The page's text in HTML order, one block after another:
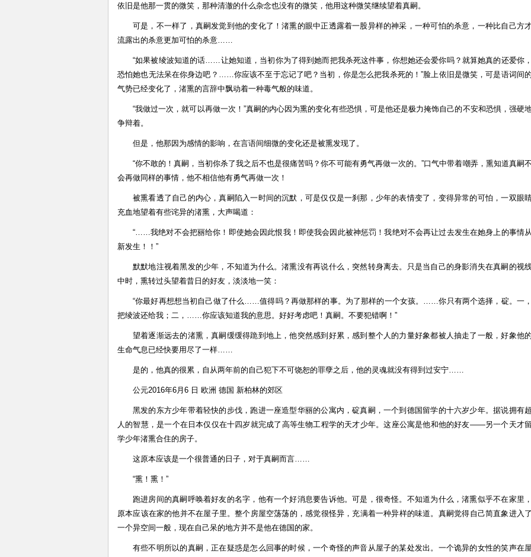
依旧是他那一贯的微笑，那种清澈的什么杂念也没有的微笑，他用这种微笑继续望着真嗣。
可是，不一样了，真嗣发觉到他的变化了！渚熏的眼中正透露着一股异样的神采，一种可怕的杀意，一种比自己方
流露出的杀意更加可怕的杀意……
“如果被绫波知道的话……让她知道，当初你为了得到她而把我杀死这件事，你想她还会爱你吗？就算她真的还爱你，
恐怕她也无法呆在你身边吧？……你应该不至于忘记了吧？当初，你是怎么把我杀死的！”脸上依旧是微笑，可是语词间的
气势已经变化了，渚熏的言辞中飘动着一种毒气般的味道。
“我做过一次，就可以再做一次！”真嗣的内心因为熏的变化有些恐惧，可是他还是极力掩饰自己的不安和恐惧，强硬
争辩着。
但是，他那因为感情的影响，在言语间细微的变化还是被熏发现了。
“你不敢的！真嗣，当初你杀了我之后不也是很痛苦吗？你不可能有勇气再做一次的。”口气中带着嘲弄，熏知道真嗣不
会再做同样的事情，他不相信他有勇气再做一次！
被熏看透了自己的内心，真嗣陷入一时间的沉默，可是仅仅是一刹那，少年的表情变了，变得异常的可怕，一双眼
充血地望着有些诧异的渚熏，大声喝道：
“……我绝对不会把丽给你！即使她会因此恨我！即使我会因此被神惩罚！我绝对不会再让过去发生在她身上的事情从
新发生！！”
默默地注视着黑发的少年，不知道为什么。渚熏没有再说什么，突然转身离去。只是当自己的身影消失在真嗣的视
中时，熏转过头望着昔日的好友，淡淡地一笑：
“你最好再想想当初自己做了什么……值得吗？再做那样的事。为了那样的一个女孩。……你只有两个选择，碇。一，
把绫波还给我；二，……你应该知道我的意思。好好考虑吧！真嗣。不要犯错啊！”
望着逐渐远去的渚熏，真嗣缓缓得跪到地上，他突然感到好累，感到整个人的力量好象都被人抽走了一般，好象他的
生命气息已经快要用尽了一样……
是的，他真的很累，自从两年前的自己犯下不可饶恕的罪孽之后，他的灵魂就没有得到过安宁……
公元2016年6月6 日 欧洲 德国 新柏林的郊区
黑发的东方少年带着轻快的步伐，跑进一座造型华丽的公寓内，碇真嗣，一个到德国留学的十六岁少年。据说拥有超
人的智慧，是一个在日本仅仅在十四岁就完成了高等生物工程学的天才少年。这座公寓是他和他的好友——另一个天才留
学少年渚熏合住的房子。
这原本应该是一个很普通的日子，对于真嗣而言……
“熏！熏！”
跑进房间的真嗣呼唤着好友的名字，他有一个好消息要告诉他。可是，很奇怪。不知道为什么，渚熏似乎不在家里，
原本应该在家的他并不在屋子里。整个房屋空荡荡的，感觉很怪异，充满着一种异样的味道。真嗣觉得自己简直象进入了
一个异空间一般，现在自己呆的地方并不是他在德国的家。
有些不明所以的真嗣，正在疑惑是怎么回事的时候，一个奇怪的声音从屋子的某处发出。一个诡异的女性的笑声在屋